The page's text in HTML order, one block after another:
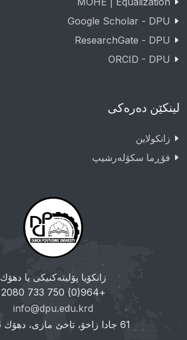
Google Scholar - DPU
ResearchGate - DPU
ORCID - DPU
لینکێن دەرەکی
زانکولاین
فۆڕما سکۆلەرشیپ
زانکۆیا پۆلیتەکنیکی یا دهۆك
+964(0) 750 733 2080
info@dpu.edu.krd
61 جادا زاخۆ، تاخێ مازی، دهۆك 1006،